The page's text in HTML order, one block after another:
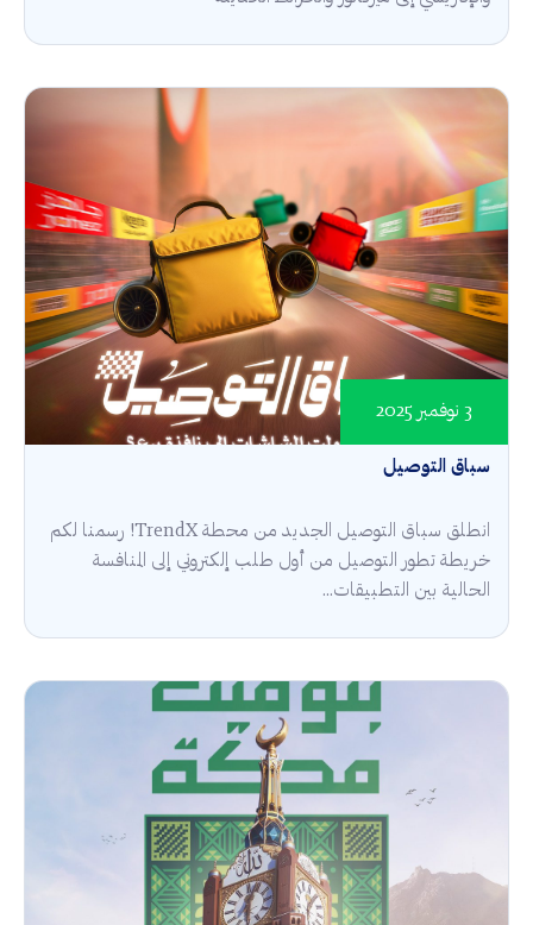
سباق التوصيل
3 نوفمبر 2025
انطلق سباق التوصيل الجديد من محطة TrendX! رسمنا لكم
خريطة تطور التوصيل من أول طلب إلكتروني إلى المنافسة
الحالية بين التطبيقات...